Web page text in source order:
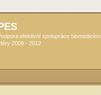
efektivní spolupráce
2009 - 2012